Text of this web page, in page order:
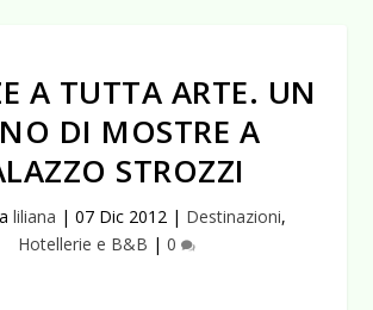
A TUTTA ARTE. UN
DI MOSTRE A
STROZZI
liliana | 07 Dic 2012 | Destinazioni,
Hotellerie e B&B | 0